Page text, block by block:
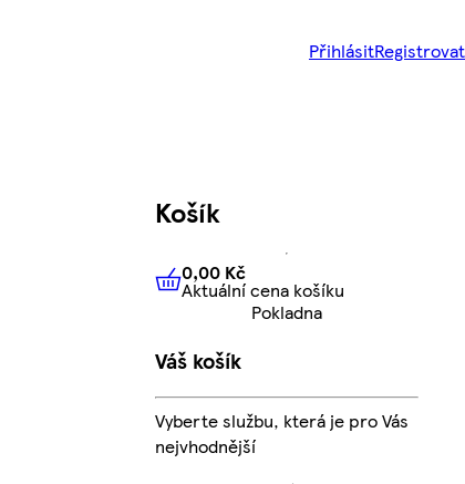
PřihlásitRegistrovat
Košík
0,00 KčAktuální cena košíku
0,00 Kč
Aktuální cena košíku
Pokladna
Váš košík
Vyberte službu, která je pro Vás
nejvhodnější